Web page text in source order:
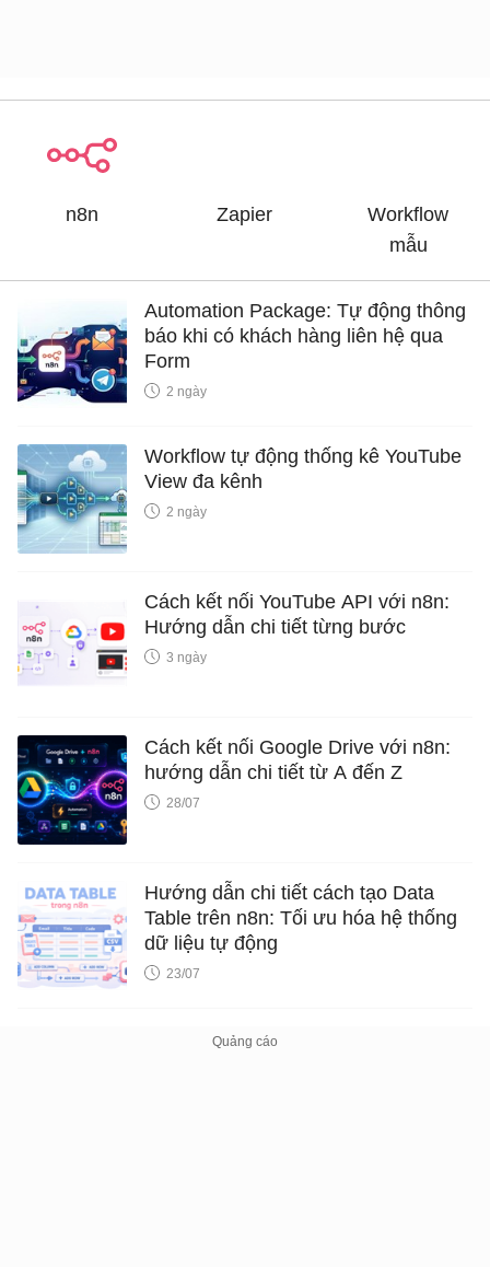
n8n Zapier
Workflow
mẫu
Automation Package: Tự động thông
báo khi có khách hàng liên hệ qua
Form
2 ngày
Workflow tự động thống kê YouTube
View đa kênh
2 ngày
Cách kết nối YouTube API với n8n:
Hướng dẫn chi tiết từng bước
3 ngày
Cách kết nối Google Drive với n8n:
hướng dẫn chi tiết từ A đến Z
28/07
Hướng dẫn chi tiết cách tạo Data
Table trên n8n: Tối ưu hóa hệ thống
dữ liệu tự động
23/07